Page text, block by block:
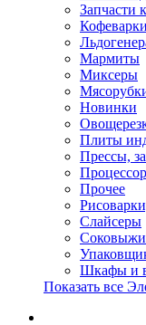
Запчасти
Кофеварки
Мармиты
Миксеры
Новинки
Плиты
Прессы,
Прочее
Слайсеры
Шкафы и
Показать все